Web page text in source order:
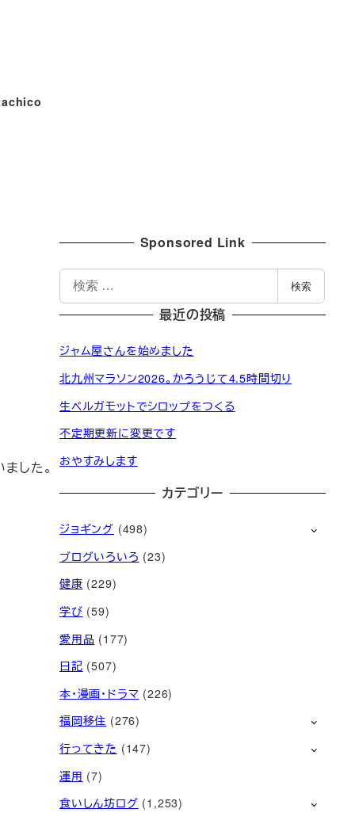
した。
Sponsored Link
索
検索
最近の投稿
ジャム屋さんを始めました
北九州マラソン2026。かろうじて4.5時間切り
生ベルガモットでシロップをつくる
不定期更新に変更です
おやすみします
カテゴリー
ジョギング (498)
ブログいろいろ (23)
健康 (229)
学び (59)
愛用品 (177)
日記 (507)
本・漫画・ドラマ (226)
福岡移住 (276)
行ってきた (147)
運用 (7)
食いしん坊ログ (1,253)